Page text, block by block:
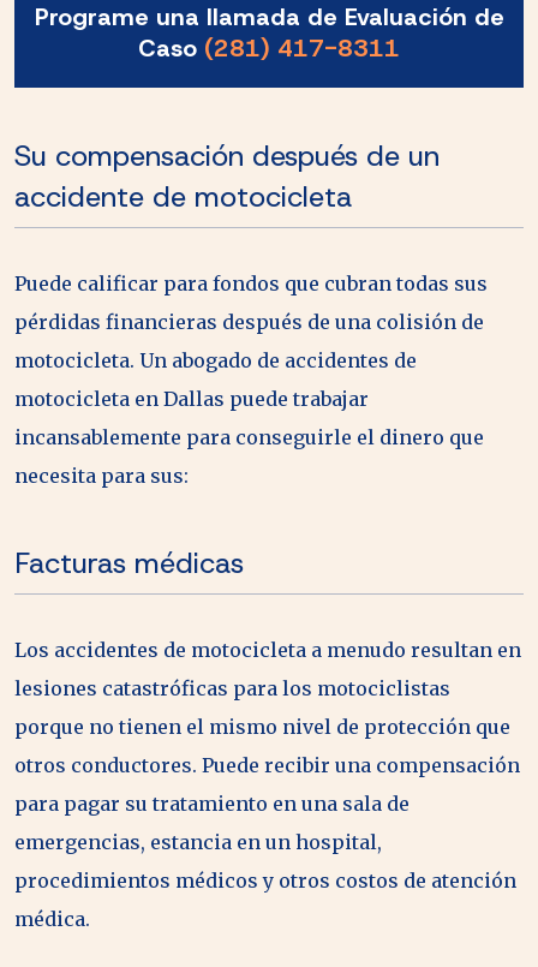
Programe una llamada de Evaluación de
Caso (281) 417-8311
Su compensación después de un
accidente de motocicleta
Puede calificar para fondos que cubran todas sus
pérdidas financieras después de una colisión de
motocicleta. Un abogado de accidentes de
motocicleta en Dallas puede trabajar
incansablemente para conseguirle el dinero que
necesita para sus:
Facturas médicas
Los accidentes de motocicleta a menudo resultan en
lesiones catastróficas para los motociclistas
porque no tienen el mismo nivel de protección que
otros conductores. Puede recibir una compensación
para pagar su tratamiento en una sala de
emergencias, estancia en un hospital,
procedimientos médicos y otros costos de atención
médica.